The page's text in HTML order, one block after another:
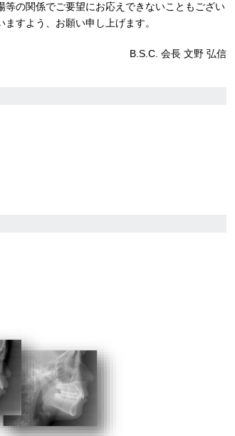
の関係でご要望にお応えできないこともござい
すよう、お願い申し上げます。
B.S.C. 会長 文野 弘信